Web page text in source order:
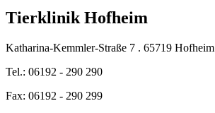
Tierklinik Hofheim
Katharina-Kemmler-Straße 7 . 65719 Hofheim
Tel.: 06192 - 290 290
Fax: 06192 - 290 299